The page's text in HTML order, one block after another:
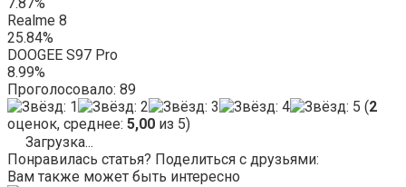
Realme 8
25.84%
DOOGEE S97 Pro
8.99%
Проголосовало: 89
(2
оценок, среднее: 5,00 из 5)
Загрузка...
Понравилась статья? Поделиться с друзьями:
Вам также может быть интересно